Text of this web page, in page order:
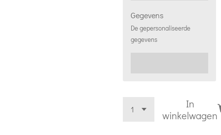
Gegevens
De gepersonaliseerde
gegevens
In
winkelwagen